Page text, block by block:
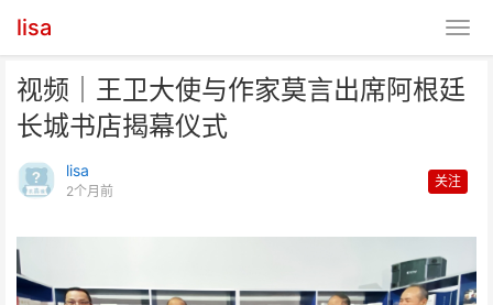
lisa
视频｜王卫大使与作家莫言出席阿根廷
长城书店揭幕仪式
lisa
2个月前
关注
视频｜王卫大使与作家莫言出席阿
根廷长城书店揭幕仪式